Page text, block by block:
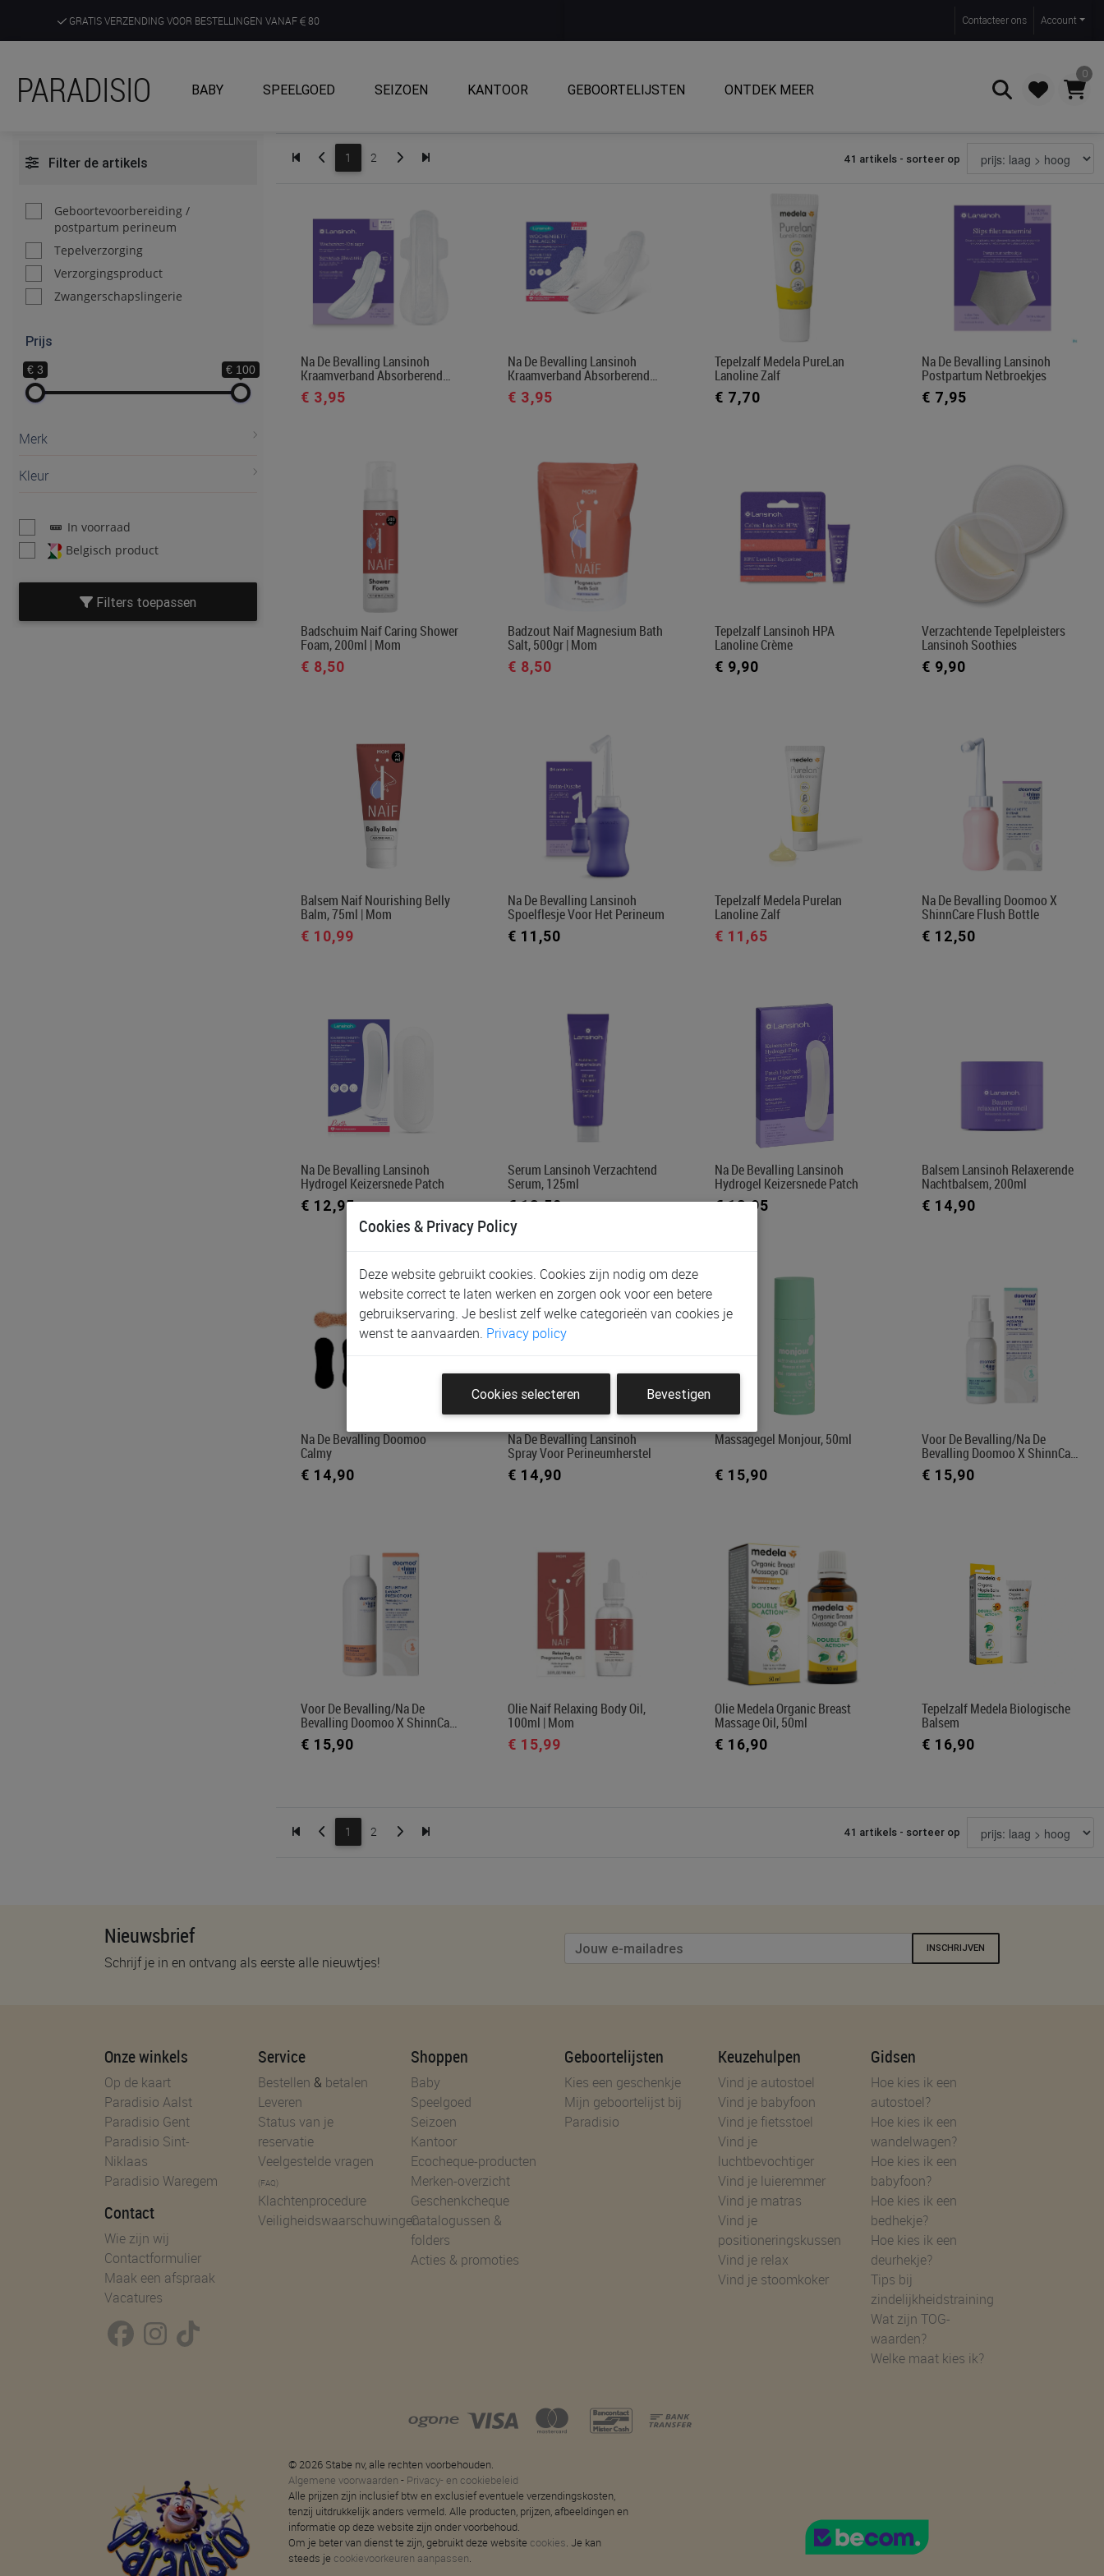
GRATIS VERZENDING VOOR BESTELLINGEN VANAF 80
ONTDEK, BELEEF EN KRIJG ADVIES IN ONZE WINKELS
Contacteer ons Account
PARADISIO BABY SPEELGOED SEIZOEN KANTOOR GEBOORTELIJSTEN ONTDEK MEER
0
Zoeken
Filter de artikels
Geboortevoorbereiding /
postpartum perineum
Tepelverzorging
Verzorgingsproduct
Zwangerschapslingerie
Prijs
€ 3 € 100
Merk
Kleur
In voorraad
Belgisch product
Filters toepassen
1 2 41 artikels - sorteer op
Na De Bevalling Lansinoh
Kraamverband Absorberend…
€ 3,95
Na De Bevalling Lansinoh
Kraamverband Absorberend…
€ 3,95
Tepelzalf Medela PureLan
Lanoline Zalf
€ 7,70
Na De Bevalling Lansinoh
Postpartum Netbroekjes
€ 7,95
Badschuim Naif Caring Shower
Foam, 200ml | Mom
€ 8,50
Badzout Naif Magnesium Bath
Salt, 500gr | Mom
€ 8,50
Tepelzalf Lansinoh HPA
Lanoline Crème
€ 9,90
Verzachtende Tepelpleisters
Lansinoh Soothies
€ 9,90
Balsem Naif Nourishing Belly
Balm, 75ml | Mom
€ 10,99
Na De Bevalling Lansinoh
Spoelflesje Voor Het Perineum
€ 11,50
Tepelzalf Medela Purelan
Lanoline Zalf
€ 11,65
Na De Bevalling Doomoo X
ShinnCare Flush Bottle
€ 12,50
Na De Bevalling Lansinoh
Hydrogel Keizersnede Patch
€ 12,95
Serum Lansinoh Verzachtend
Serum, 125ml
€ 13,50
Na De Bevalling Lansinoh
Hydrogel Keizersnede Patch
€ 13,95
Balsem Lansinoh Relaxerende
Nachtbalsem, 200ml
€ 14,90
Na De Bevalling Doomoo
Calmy
€ 14,90
Na De Bevalling Lansinoh
Spray Voor Perineumherstel
€ 14,90
Massagegel Monjour, 50ml
€ 15,90
Voor De Bevalling/na De
Bevalling Doomoo X ShinnCa…
€ 15,90
Voor De Bevalling/na De
Bevalling Doomoo X ShinnCa…
€ 15,90
Olie Naif Relaxing Body Oil,
100ml | Mom
€ 15,99
Olie Medela Organic Breast
Massage Oil, 50ml
€ 16,90
Tepelzalf Medela Biologische
Balsem
€ 16,90
1 2 41 artikels - sorteer op
Nieuwsbrief
Schrijf je in en ontvang als eerste alle nieuwtjes!
INSCHRIJVEN
Onze winkels
Op de kaart
Paradisio Aalst
Paradisio Gent
Paradisio Sint-
Niklaas
Paradisio Waregem
Contact
Wie zijn wij
Contactformulier
Maak een afspraak
Vacatures
Service
Bestellen & betalen
Leveren
Status van je
reservatie
Veelgestelde vragen
(FAQ)
Klachtenprocedure
Veiligheidswaarschuwingen
Shoppen
Baby
Speelgoed
Seizoen
Kantoor
Ecocheque-producten
Merken-overzicht
Geschenkcheque
Catalogussen &
folders
Acties & promoties
Geboortelijsten
Kies een geschenkje
Mijn geboortelijst bij
Paradisio
Keuzehulpen
Vind je autostoel
Vind je babyfoon
Vind je fietsstoel
Vind je
luchtbevochtiger
Vind je luieremmer
Vind je matras
Vind je
positioneringskussen
Vind je relax
Vind je stoomkoker
Gidsen
Hoe kies ik een
autostoel?
Hoe kies ik een
wandelwagen?
Hoe kies ik een
babyfoon?
Hoe kies ik een
bedhekje?
Hoe kies ik een
deurhekje?
Tips bij
zindelijkheidstraining
Wat zijn TOG-
waarden?
Welke maat kies ik?
© 2026 Stabe nv, alle rechten voorbehouden.
Algemene voorwaarden - Privacy- en cookiebeleid
Alle prijzen zijn inclusief btw en exclusief eventuele verzendingskosten,
tenzij uitdrukkelijk anders vermeld. Alle producten, prijzen, afbeeldingen en
informatie op deze website zijn onder voorbehoud.
Om je beter van dienst te zijn, gebruikt deze website cookies. Je kan
steeds je cookievoorkeuren aanpassen.
Cookies & Privacy Policy
Deze website gebruikt cookies. Cookies zijn nodig om deze
website correct te laten werken en zorgen ook voor een betere
gebruikservaring. Je beslist zelf welke categorieën van cookies je
wenst te aanvaarden. Privacy policy
Cookies selecteren Bevestigen